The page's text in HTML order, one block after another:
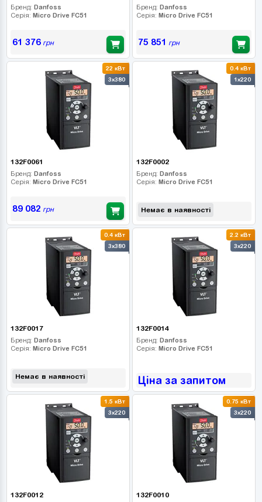
Бренд: Danfoss
Серія: Micro Drive FC51
61 376грн
Бренд: Danfoss
Серія: Micro Drive FC51
75 851 грн
22 кВт
3x380
132F0061
Бренд: Danfoss
Серія: Micro Drive FC51
89 082 грн
0.4 кВт
1x220
132F0002
Бренд: Danfoss
Серія: Micro Drive FC51
Немає в наявності
0.4 кВт
3x380
132F0017
Бренд: Danfoss
Серія: Micro Drive FC51
Немає в наявності
2.2 кВт
3x220
132F0014
Бренд: Danfoss
Серія: Micro Drive FC51
Ціна за запитом
1.5 кВт
3x220
132F0012
0.75 кВт
3x220
132F0010